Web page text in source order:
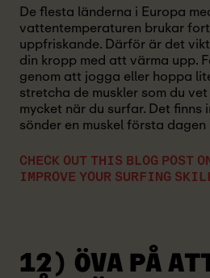
De flesta länderna i Europa
vattentemperaturen brukar
uppfriskande. Därför är det
din kropp med att värma upp.
genom att jogga eller hoppa
stretcha de muskler som du
mycket när du surfar. Det
sönder en muskel första
CHECK OUT THIS BLOG POST
IMPROVE YOUR SURFING
12) ÖVA PÅ